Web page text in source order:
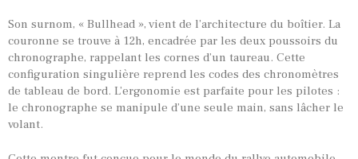
Son surnom, « Bullhead », vient de l’architecture du boîtier. La
couronne se trouve à 12h, encadrée par les deux poussoirs du
chronographe, rappelant les cornes d’un taureau. Cette
configuration singulière reprend les codes des chronomètres
de tableau de bord. L’ergonomie est parfaite pour les pilotes :
le chronographe se manipule d’une seule main, sans lâcher le
volant.